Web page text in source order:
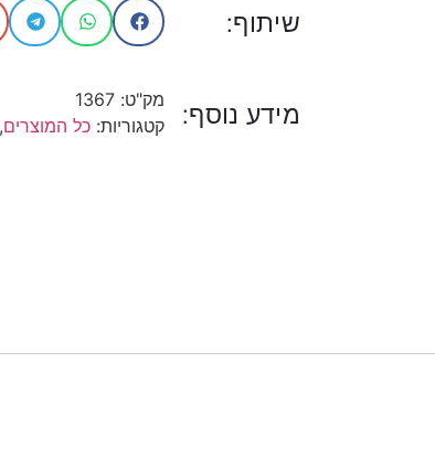
שיתוף:
מידע נוסף:
מק"ט: 1367
קטגוריות: כל המוצרים,